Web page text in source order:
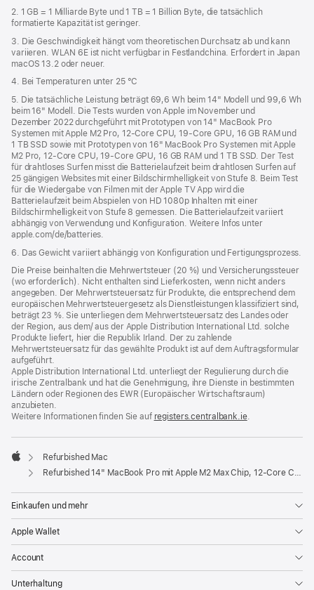
2. 1 GB = 1 Milliarde Byte und 1 TB = 1 Billion Byte, die tatsächlich
formatierte Kapazität ist geringer.
3. Die Geschwindigkeit hängt vom theoretischen Durchsatz ab und kann
variieren. WLAN 6E ist nicht verfügbar in Festlandchina. Erfordert in Japan
macOS 13.2 oder neuer.
4. Bei Temperaturen unter 25 °C
5. Die tatsächliche Leistung beträgt 69,6 Wh beim 14" Modell und 99,6 Wh
beim 16" Modell. Die Tests wurden von Apple im November und
Dezember 2022 durchgeführt mit Prototypen von 14" MacBook Pro
Systemen mit Apple M2 Pro, 12‑Core CPU, 19‑Core GPU, 16 GB RAM und
1 TB SSD sowie mit Prototypen von 16" MacBook Pro Systemen mit Apple
M2 Pro, 12‑Core CPU, 19‑Core GPU, 16 GB RAM und 1 TB SSD. Der Test
für drahtloses Surfen misst die Batterielaufzeit beim drahtlosen Surfen auf
25 gängigen Websites mit einer Bildschirmhelligkeit von Stufe 8. Beim Test
für die Wiedergabe von Filmen mit der Apple TV App wird die
Batterielaufzeit beim Abspielen von HD 1080p Inhalten mit einer
Bildschirmhelligkeit von Stufe 8 gemessen. Die Batterielaufzeit variiert
abhängig von Verwendung und Konfiguration. Weitere Infos unter
apple.com/de/batteries.
6. Das Gewicht variiert abhängig von Konfiguration und Fertigungsprozess.
Die Preise beinhalten die Mehrwertsteuer (20 %) und Versicherungssteuer
(wo erforderlich). Nicht enthalten sind Lieferkosten, wenn nicht anders
angegeben. Der Mehrwertsteuersatz für Produkte, die entsprechend dem
europäischen Mehrwertsteuergesetz als Dienstleistungen klassifiziert sind,
beträgt 23 %. Sie unterliegen dem Mehrwertsteuersatz des Landes oder
der Region, aus dem/ aus der Apple Distribution International Ltd. solche
Produkte liefert, hier die Republik Irland. Der zu zahlende
Mehrwertsteuersatz für das gewählte Produkt ist auf dem Auftragsformular
aufgeführt.
Apple Distribution International Ltd. unterliegt der Regulierung durch die
irische Zentralbank und hat die Genehmigung, ihre Dienste in bestimmten
Ländern oder Regionen des EWR (Europäischer Wirtschaftsraum)
anzubieten.
Weitere Informationen finden Sie auf registers.centralbank.ie(Öffnet
neues
.
Apple
Refurbished Mac
Refurbished 14" MacBook Pro mit Apple M2 Max Chip, 12‑Core CPU und 38‑Core GPU – Space Grau
Einkaufen und mehr
Apple Wallet
Account
Unterhaltung